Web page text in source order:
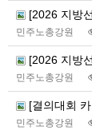
[2026 지방선거]
민주노총강원
[2026 지방
민주노총강원
[결의대회
민주노총강원